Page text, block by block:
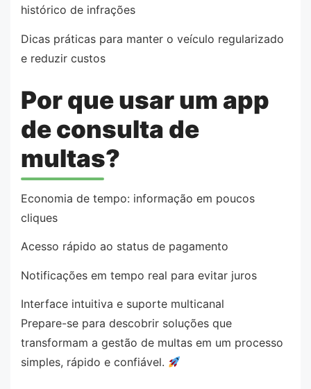
histórico de infrações
Dicas práticas para manter o veículo regularizado
e reduzir custos
Por que usar um app
de consulta de
multas?
Economia de tempo: informação em poucos
cliques
Acesso rápido ao status de pagamento
Notificações em tempo real para evitar juros
Interface intuitiva e suporte multicanal
Prepare-se para descobrir soluções que
transformam a gestão de multas em um processo
simples, rápido e confiável.